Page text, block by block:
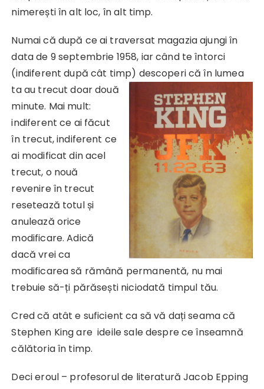
nimerești în alt loc, în alt timp.
Numai că după ce ai traversat magazia ajungi în
data de 9 septembrie 1958, iar când te întorci
(indiferent după cât timp) descoperi că în lumea
ta au trecut doar două
minute. Mai mult:
indiferent ce ai făcut
în trecut, indiferent ce
ai modificat din acel
trecut, o nouă
revenire în trecut
resetează totul și
anulează orice
modificare. Adică
dacă vrei ca
modificarea să rămână permanentă, nu mai
trebuie să-ți părăsești niciodată timpul tău.
Cred că atât e suficient ca să vă dați seama că
Stephen King are ideile sale despre ce înseamnă
călătoria în timp.
Deci eroul – profesorul de literatură Jacob Epping